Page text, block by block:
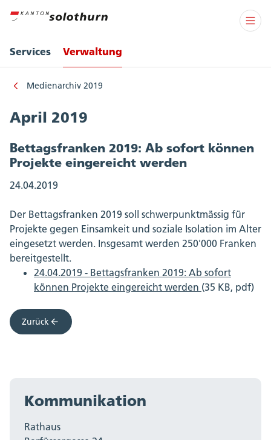
Services Verwaltung
Medienarchiv 2019
April 2019
Bettagsfranken 2019: Ab sofort können
Projekte eingereicht werden
24.04.2019
Der Bettagsfranken 2019 soll schwerpunktmässig für
Projekte gegen Einsamkeit und soziale Isolation im Alter
eingesetzt werden. Insgesamt werden 250'000 Franken
bereitgestellt.
24.04.2019 - Bettagsfranken 2019: Ab sofort
können Projekte eingereicht werden (35 KB, pdf)
Zurück
Kommunikation
Rathaus